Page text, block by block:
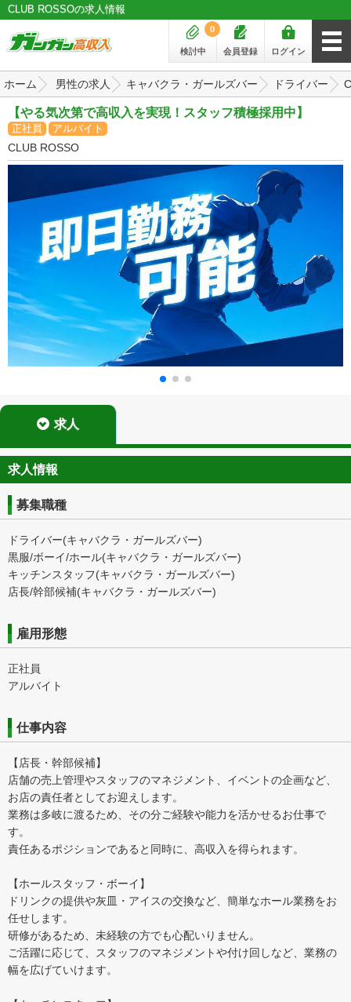
CLUB ROSSOの求人情報
ログイン
会員登録
検討中
0
ホーム 男性の求人 キャバクラ・ガールズバー ドライバー
【やる気次第で高収入を実現！スタッフ積極採用中】
正社員 アルバイト
CLUB ROSSO
求人
求人情報
募集職種
ドライバー(キャバクラ・ガールズバー)
黒服/ボーイ/ホール(キャバクラ・ガールズバー)
キッチンスタッフ(キャバクラ・ガールズバー)
店長/幹部候補(キャバクラ・ガールズバー)
雇用形態
正社員
アルバイト
仕事内容
【店長・幹部候補】
店舗の売上管理やスタッフのマネジメント、イベントの企画など、
お店の責任者としてお迎えします。
業務は多岐に渡るため、その分ご経験や能力を活かせるお仕事で
す。
責任あるポジションであると同時に、高収入を得られます。
【ホールスタッフ・ボーイ】
ドリンクの提供や灰皿・アイスの交換など、簡単なホール業務をお
任せします。
研修があるため、未経験の方でも心配いりません。
ご活躍に応じて、スタッフのマネジメントや付け回しなど、業務の
幅を広げていけます。